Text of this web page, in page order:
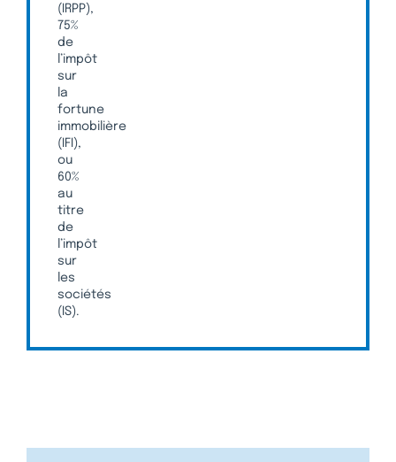
(IRPP),
75%
de
l’impôt
sur
la
fortune
immobilière
(IFI),
ou
60%
au
titre
de
l’impôt
sur
les
sociétés
(IS).